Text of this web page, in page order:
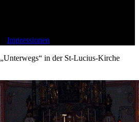
Impressionen
„Unterwegs“ in der St-Lucius-Kirche